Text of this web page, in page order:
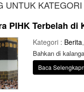
UNTUK
PIHK Terbelah
Kategori : Berita,
Bahkan di
Baca